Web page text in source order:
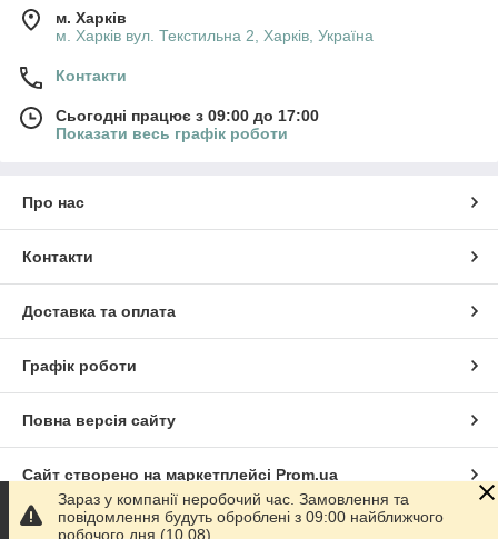
м. Харків
м. Харків вул. Текстильна 2, Харків, Україна
Контакти
Сьогодні працює з 09:00 до 17:00
Показати весь графік роботи
Про нас
Контакти
Доставка та оплата
Графік роботи
Повна версія сайту
Сайт створено на маркетплейсі Prom.ua
Політика конфіденційності
Зараз у компанії неробочий час. Замовлення та
повідомлення будуть оброблені з 09:00 найближчого
робочого дня (10.08).